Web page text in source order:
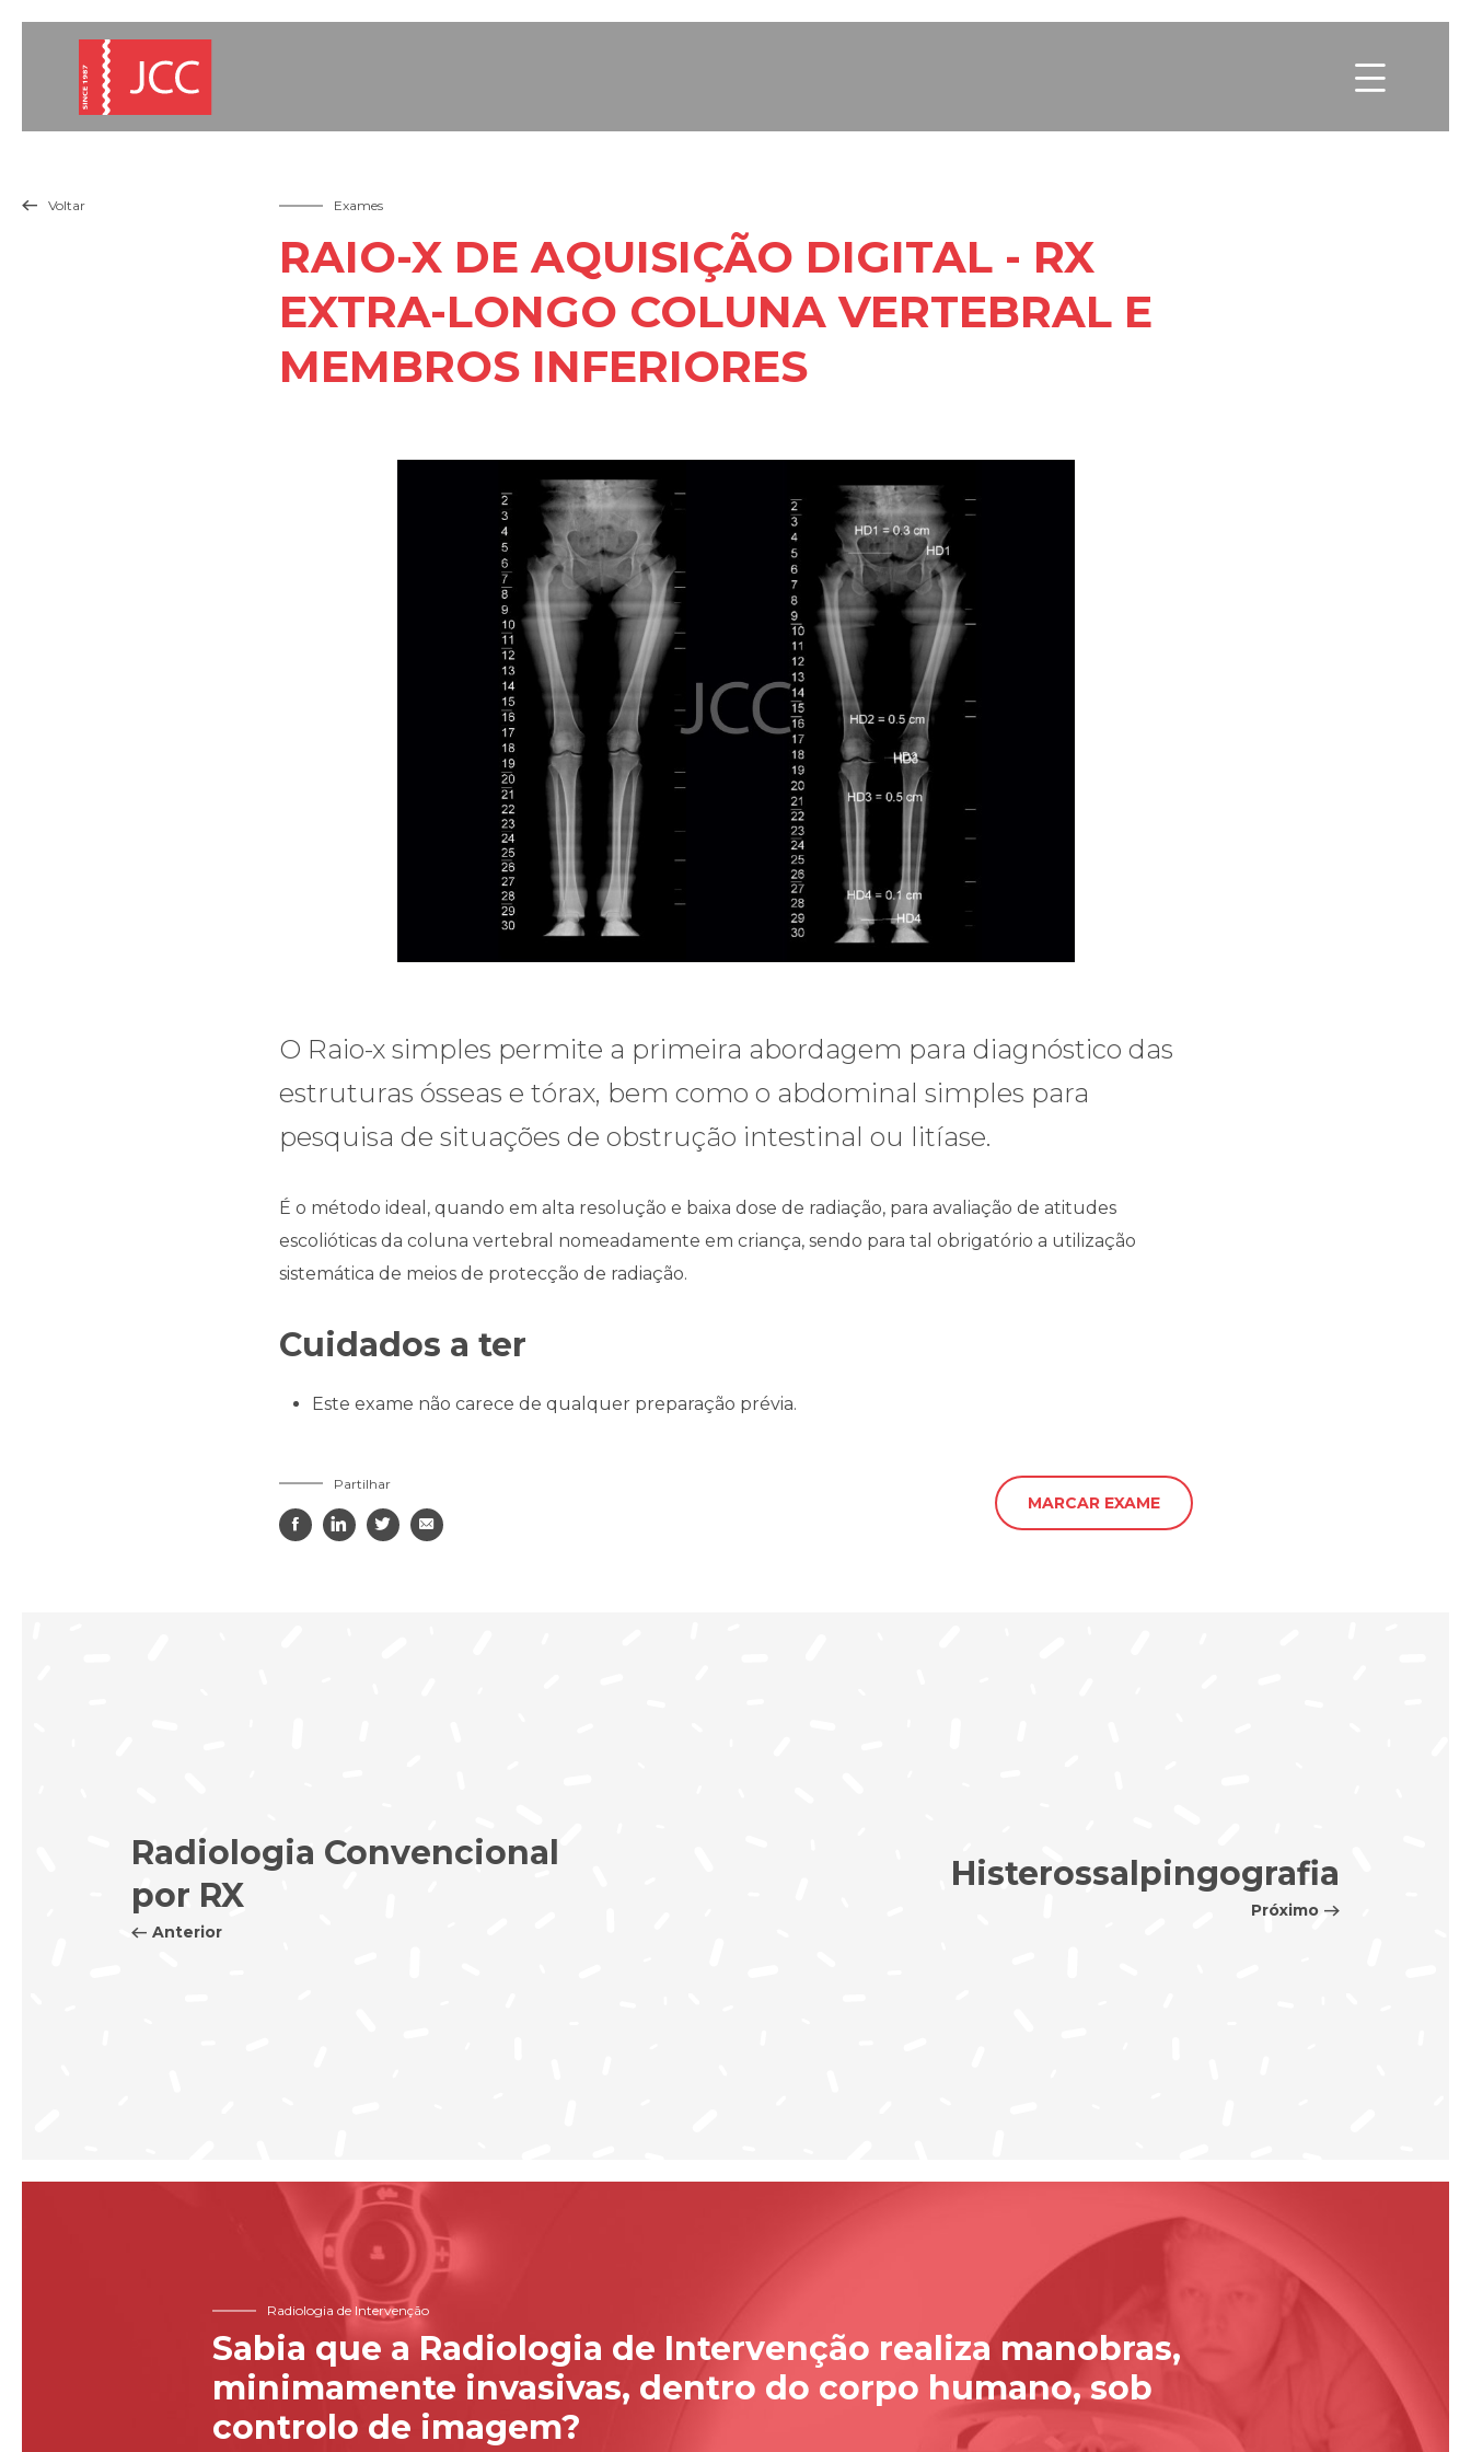

 Voltar Exames
RAIO-X DE AQUISIÇÃO DIGITAL - RX
EXTRA-LONGO COLUNA VERTEBRAL E
MEMBROS INFERIORES
O Raio-x simples permite a primeira abordagem para diagnóstico das
estruturas ósseas e tórax, bem como o abdominal simples para
pesquisa de situações de obstrução intestinal ou litíase.
É o método ideal, quando em alta resolução e baixa dose de radiação, para avaliação de atitudes
escolióticas da coluna vertebral nomeadamente em criança, sendo para tal obrigatório a utilização
sistemática de meios de protecção de radiação.
Cuidados a ter
Este exame não carece de qualquer preparação prévia.
Partilhar
   
MARCAR EXAME
Radiologia Convencional
por RX
Anterior
Histerossalpingografia
Próximo
Radiologia de Intervenção
Sabia que a Radiologia de Intervenção realiza manobras,
minimamente invasivas, dentro do corpo humano, sob
controlo de imagem?